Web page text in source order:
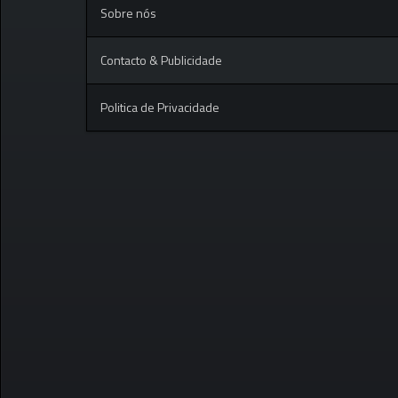
Sobre nós
Contacto & Publicidade
Politica de Privacidade